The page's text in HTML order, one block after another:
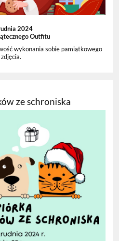
2024
Outfitu
wykonania sobie pamiątkowego
zdjęcia.
ze schroniska